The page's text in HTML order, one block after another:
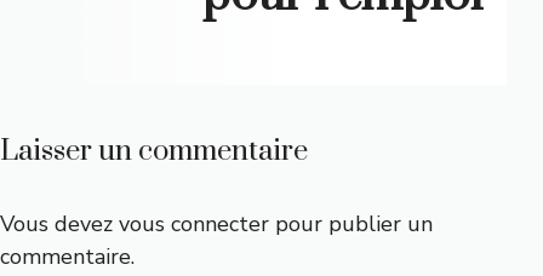
Laisser un commentaire
Vous devez vous connecter pour publier un
commentaire.